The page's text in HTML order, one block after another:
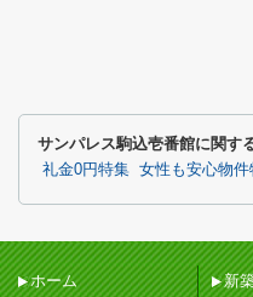
サンパレス駒込壱番館に関す
礼金0円特集 女性も安心物件
ホーム
新